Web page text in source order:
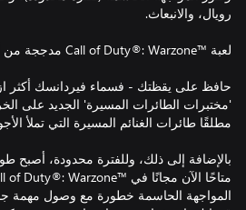
حافظ على يقظتك - فسماء فيردانسك أكثر
'مختبرات الطائرات المسيرة' الجديد على
بالإضافة إلى ذلك، وللفترة محدودة، أصبح
المواجهة الحاسمة خطورة مع وصول مهمة